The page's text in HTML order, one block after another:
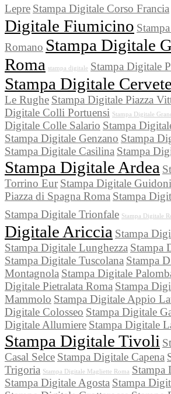
Lepre Stampa Digitale Corso Francia
Digitale Fiumicino
Romano Stampa Digitale
Roma stampa digitale Stampa Digitale
Stampa Digitale
Le Rughe Stampa Digitale Piazza
Digitale Colli Portuensi Stampa Digitale
Digitale Colle Salario Stampa
Stampa Digitale Genzano Stampa
Stampa Digitale Casilina Stampa
Stampa Digitale Ardea
Torrino Eur Stampa Digitale
Piazza di Spagna Roma Stampa
Stampa Digitale Trionfale Stampa Digitale
Digitale Ariccia Stampa
Stampa Digitale Lunghezza Stampa
Stampa Digitale Tuscolana Stampa
Montagnola Stampa Digitale
Digitale Pietralata Roma Stampa
Mammolo Stampa Digitale Appio
Digitale Colosseo Stampa Digitale
Digitale Allumiere Stampa Digitale
Stampa Digitale Tivoli
Casal Selce Stampa Digitale Capena
Trigoria Stampa Digitale Magliette Roma Stampa
Stampa Digitale Agosta Stampa